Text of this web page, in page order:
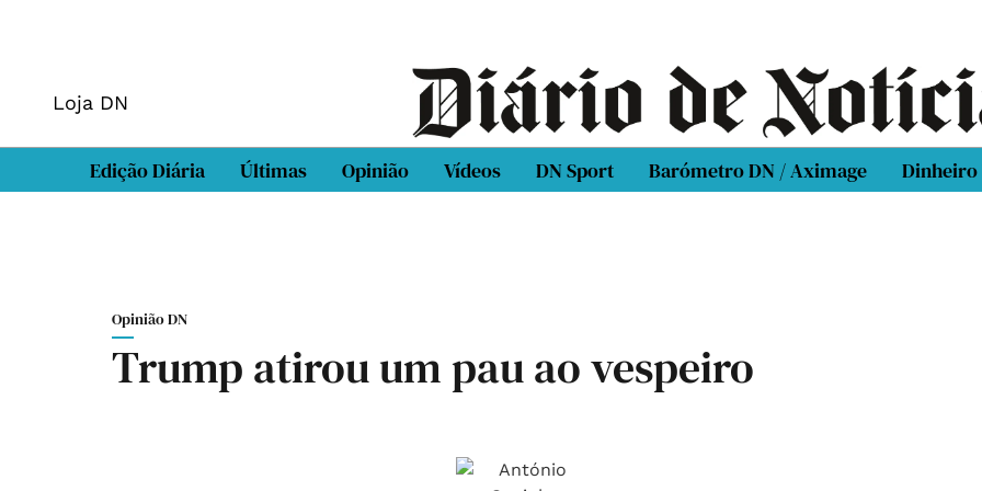
Loja DN
Edição Diária Últimas Opinião Vídeos DN Sport Barómetro DN / Aximage Dinheiro
Opinião DN
Trump atirou um pau ao vespeiro